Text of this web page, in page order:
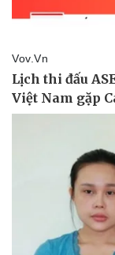
Thế giới thể thao